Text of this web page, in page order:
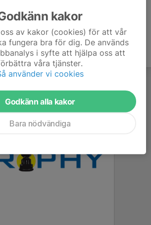
kakor
av kakor (cookies) för att vår
fungera bra för dig. De används
i syfte att hjälpa oss att
våra tjänster.
använder vi cookies
Godkänn alla kakor
Bara nödvändiga